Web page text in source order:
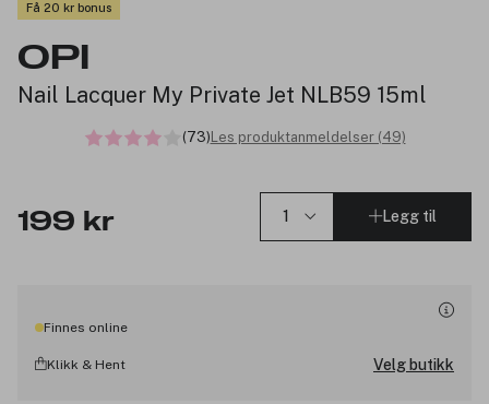
Få 20 kr bonus
OPI
Nail Lacquer My Private Jet NLB59 15ml
(73)Les produktanmeldelser (49)
199 kr Legg til
Finnes online
Klikk & Hent Velg butikk